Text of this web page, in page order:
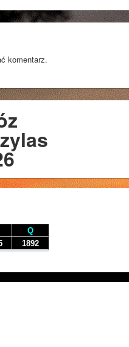
komentarz.